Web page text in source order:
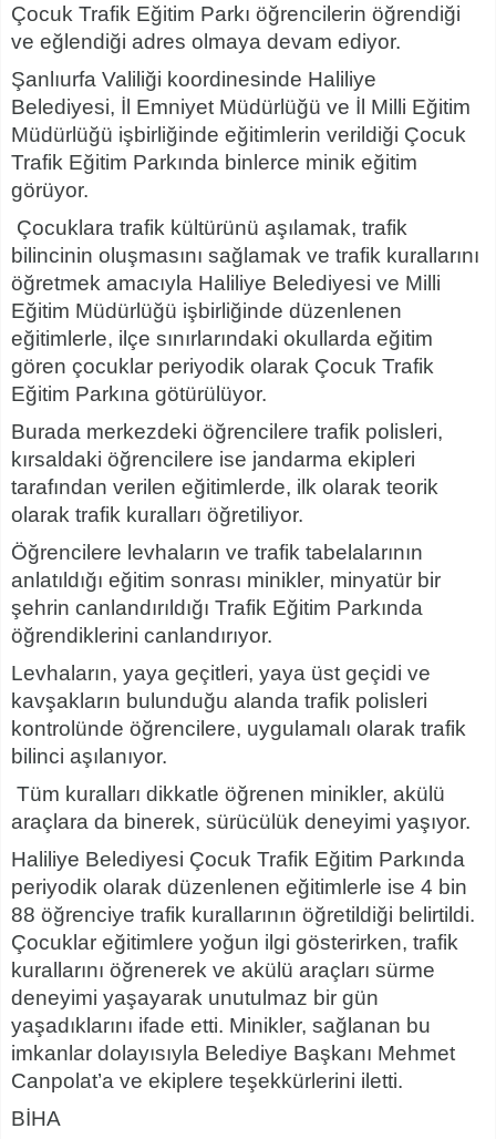
Çocuk Trafik Eğitim Parkı öğrencilerin öğrendiği
ve eğ lendiği adres olmaya devam ediyor.
Şanl ıurfa Valiliği koordinesinde Haliliye
Belediyesi, İ l Emniyet Müdürl üğü ve İ l Milli Eğitim
Müdürl üğü işbirliğinde eğitimlerin verildiği Çocuk
Trafik Eğitim Parkında binlerce minik eğitim
görüyor.
Çocuklara trafik kültürünü aşı lamak, trafik
bilincinin oluşmasını sağ lamak ve trafik kurallarını
öğretmek amacıyla Haliliye Belediyesi ve Milli
Eğitim Müdürl üğü işbirliğinde düzenlenen
eğitimlerle, il çe sınırlarındaki okullarda eğitim
gören çocuklar periyodik olarak Çocuk Trafik
Eğitim Parkına götürü üyor.
Burada merkezdeki öğrencilere trafik polisleri,
kırsaldaki öğrencilere ise jandarma ekipleri
tarafından verilen eğitimlerde, ilk olarak teorik
olarak trafik kuralları öğretiliyor.
Öğrencilere levhaların ve trafik tabelalarının
anlatı ldığı eğitim sonrası minikler, minyatür bir
şehrin canlandırı ldığı Trafik Eğitim Parkında
öğrendiklerini canlandırıyor.
Levhaların, yaya geçitleri, yaya üst geçidi ve
kavşakların bulunduğu alanda trafik polisleri
kontrolünde öğrencilere, uygulamal ı olarak trafik
bilinci aşı lanıyor.
Tüm kuralları dikkatle öğrenen minikler, akü ü
araç lara da binerek, sürücülük deneyimi yaşıyor.
Haliliye Belediyesi Çocuk Trafik Eğitim Parkında
periyodik olarak düzenlenen eğitimlerle ise 4 bin
88 öğrenciye trafik kurallarının öğretildiği belirtildi.
Çocuklar eğitimlere yoğun ilgi gösterirken, trafik
kurallarını öğrenerek ve akü ü araç ları sürme
deneyimi yaşayarak unutulmaz bir gün
yaşadıklarını ifade etti. Minikler, sağ lanan bu
imkanlar dolayısıyla Belediye Başkanı Mehmet
Canpolat’a ve ekiplere teşekkürlerini iletti.
BİHA